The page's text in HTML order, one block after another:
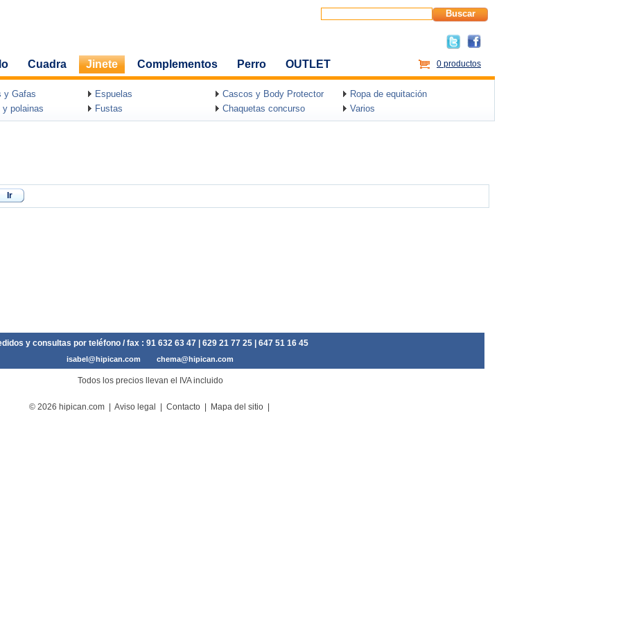
Buscar
Cuadra Jinete Complementos Perro OUTLET 0 productos
y Gafas Espuelas Cascos y Body Protector
Ropa de equitación
y polainas
Fustas Chaquetas concurso Varios
Ir
y consultas por teléfono / fax : 91 632 63 47 | 629 21 77 25 | 647 51 16 45
isabel@hipican.com chema@hipican.com
Todos los precios llevan el IVA incluido
© 2026 hipican.com | Aviso legal Contacto| Mapa del sitio|